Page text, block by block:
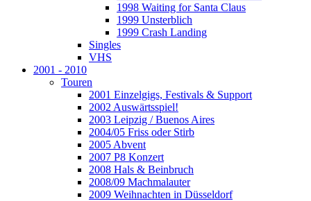
1998 Waiting for Santa Claus
1999 Unsterblich
1999 Crash Landing
Singles
VHS
2001 - 2010
Touren
2001 Einzelgigs, Festivals & Support
2002 Auswärtsspiel!
2003 Leipzig / Buenos Aires
2004/05 Friss oder Stirb
2005 Abvent
2007 P8 Konzert
2008 Hals & Beinbruch
2008/09 Machmalauter
2009 Weihnachten in Düsseldorf